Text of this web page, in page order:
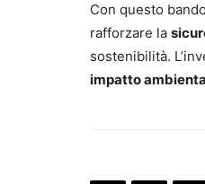
Con questo
rafforzare la
sostenibilità.
impatto